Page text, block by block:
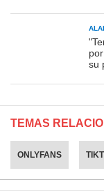
su
TEMAS
ONLYFANS